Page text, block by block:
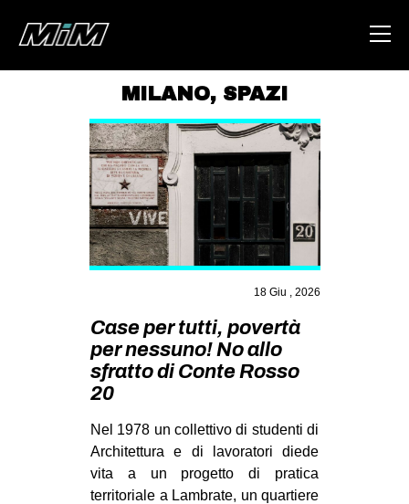
ABOUT
AREA
DEGENERAZIONE
GAZA FREESTYLE
CSOA LAMBRETTA
MSM
STUDENTI TSUNAMI
ZAM
MOBILITAZIONI
SPAZI
MILANO, SPAZI
18 Giu , 2026
Case per tutti, povertà
per nessuno! No allo
sfratto di Conte Rosso
20
Nel 1978 un collettivo di studenti di
Architettura e di lavoratori diede
vita a un progetto di pratica
territoriale a Lambrate, un quartiere